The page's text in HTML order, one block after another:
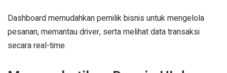
Dashboard memudahkan pemilik bisnis untuk mengelola
pesanan, memantau driver, serta melihat data transaksi
secara real-time.